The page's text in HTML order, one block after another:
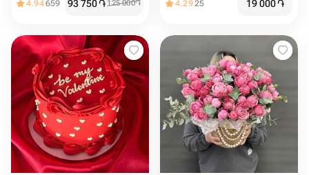
4.94659 93 750֏ 125 000֏ 4.2925 19 000֏